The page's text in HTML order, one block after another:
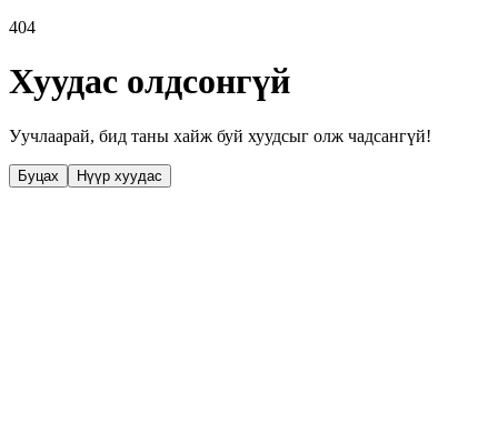
404
Хуудас олдсонгүй
Уучлаарай, бид таны хайж буй хуудсыг олж чадсангүй!
Буцах Нүүр хуудас